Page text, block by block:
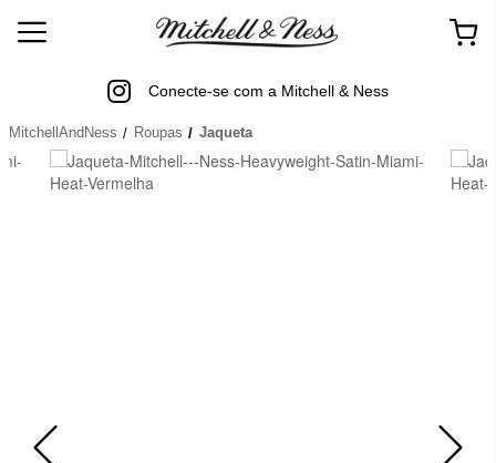
Conecte-se com a Mitchell & Ness
MitchellAndNess Roupas Jaqueta